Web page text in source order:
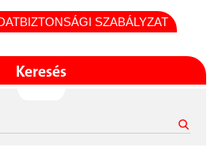
SZABÁLYZAT
Keresés